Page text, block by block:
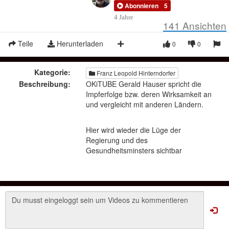
Abonnieren 5
4 Jahre
141 Ansichten
Teile Herunterladen 0
0
Kategorie: Franz Leopold Hinterndorfer
Beschreibung:
OKiTUBE Gerald Hauser spricht die
Impferfolge bzw. deren Wirksamkeit an
und vergleicht mit anderen Ländern.
Hier wird wieder die Lüge der
Regierung und des
Gesundheitsminsters sichtbar